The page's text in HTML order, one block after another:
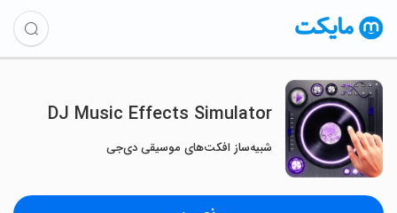
DJ Music Effects Simulator
شبیه‌ساز افکت‌های موسیقی دی‌جی